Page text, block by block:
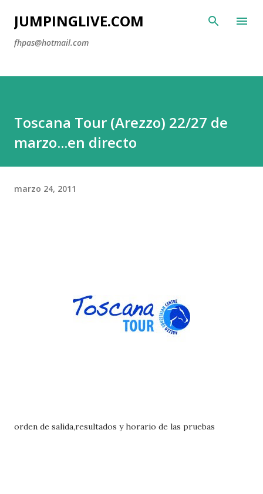
Ir al contenido principal
JUMPINGLIVE.COM
fhpas@hotmail.com
Toscana Tour (Arezzo) 22/27 de
marzo...en directo
marzo 24, 2011
orden de salida,resultados y horario de las pruebas